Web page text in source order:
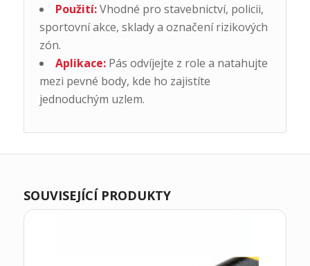
Použití:Vhodné pro stavebnictví, policii,
sportovní akce, sklady a označení rizikových
zón.
Aplikace:Pás odvíjejte z role a natahujte
mezi pevné body, kde ho zajistíte
jednoduchým uzlem.
SOUVISEJÍCÍ PRODUKTY